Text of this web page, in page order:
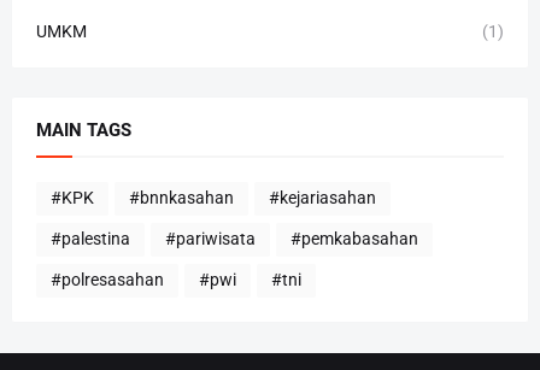
UMKM (1)
MAIN TAGS
#KPK #bnnkasahan #kejariasahan
#palestina #pariwisata #pemkabasahan
#polresasahan #pwi #tni